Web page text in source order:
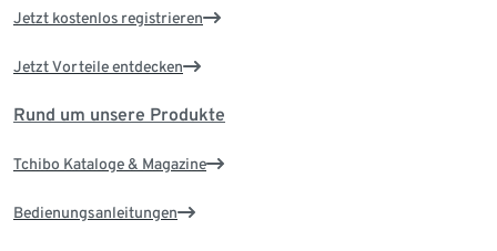
Jetzt kostenlos registrieren
Jetzt Vorteile entdecken
Rund um unsere Produkte
Tchibo Kataloge & Magazine
Bedienungsanleitungen